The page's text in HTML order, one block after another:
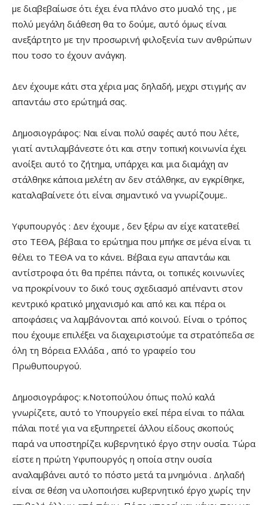
με διαβεβαίωσε ότι έχει ένα πλάνο στο μυαλό της , με
πολύ μεγάλη διάθεση θα το δούμε, αυτό όμως είναι
ανεξάρτητο με την προσωρινή φιλοξενία των ανθρώπων
που τοσο το έχουν ανάγκη.
Δεν έχουμε κάτι στα χέρια μας δηλαδή, μεχρι στιγμής αν
απαντάω στο ερώτημά σας.
Δημοσιογράφος: Ναι είναι πολύ σαφές αυτό που λέτε,
γιατί αντιλαμβάνεστε ότι και στην τοπική κοινωνία έχει
ανοίξει αυτό το ζήτημα, υπάρχει και μια διαμάχη αν
στάλθηκε κάποια μελέτη αν δεν στάλθηκε, αν εγκρίθηκε,
καταλαβαίνετε ότι είναι σημαντικό να γνωρίζουμε..
Υφυπουργός : Δεν έχουμε , δεν ξέρω αν είχε κατατεθεί
στο ΤΕΘΑ, βέβαια το ερώτημα που μπήκε σε μένα είναι τι
θέλει το ΤΕΘΑ να το κάνει. Βέβαια εγω απαντάω και
αντίστροφα ότι θα πρέπει πάντα, οι τοπικές κοινωνίες
να προκρίνουν το δικό τους σχεδιασμό απέναντι στον
κεντρικό κρατικό μηχανισμό και από κει και πέρα οι
αποφάσεις να λαμβάνονται από κοινού. Είναι ο τρόπος
που έχουμε επιλέξει να διαχειριστούμε τα στρατόπεδα σε
όλη τη Βόρεια Ελλάδα , από το γραφείο του
Πρωθυπουργού.
Δημοσιογράφος: κ.Νοτοπούλου όπως πολύ καλά
γνωρίζετε, αυτό το Υπουργείο εκεί πέρα είναι το πάλαι
πάλαι ποτέ για να εξυπηρετεί άλλου είδους σκοπούς
παρά να υποστηρίζει κυβερνητικό έργο στην ουσία. Τώρα
είστε η πρώτη Υφυπουργός η οποία στην ουσία
αναλαμβάνει αυτό το πόστο μετά τα μνημόνια . Δηλαδή
είναι σε θέση να υλοποιήσει κυβερνητικό έργο χωρίς την